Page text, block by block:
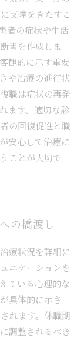
支障をきたすこ
者の症状や生活
書を作成しま
観的に示す重要
や治療の進行状
職は症状の再発
ます。適切な診
の回復促進と職
安心して治療に
ことが大切で
の橋渡し
療状況を詳細に
ニケーションを
ている心理的な
具体的に示さ
れます。休職期
調整されるべき